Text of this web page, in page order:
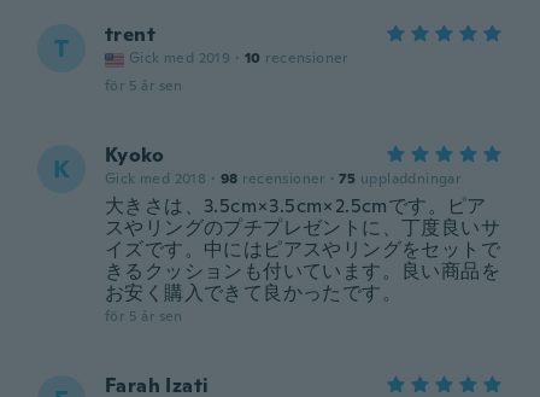
T trent
Gick med 2019 · 10 recensioner
för 5 år sen
K Kyoko
Gick med 2018 · 98 recensioner · 75 uppladdningar
大きさは、3.5cm×3.5cm×2.5cmです。ピア
スやリングのプチプレゼントに、丁度良いサ
イズです。中にはピアスやリングをセットで
きるクッションも付いています。良い商品を
お安く購入できて良かったです。
för 5 år sen
Farah Izati